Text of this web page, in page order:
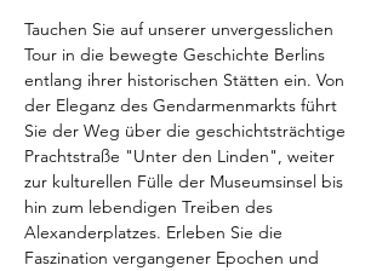
Tauchen Sie auf unserer unvergesslichen
Tour in die bewegte Geschichte Berlins
entlang ihrer historischen Stätten ein. Von
der Eleganz des Gendarmenmarkts führt
Sie der Weg über die geschichtsträchtige
Prachtstraße "Unter den Linden", weiter
zur kulturellen Fülle der Museumsinsel bis
hin zum lebendigen Treiben des
Alexanderplatzes. Erleben Sie die
Faszination vergangener Epochen und